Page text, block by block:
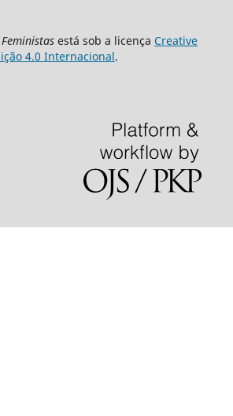
está sob a licença Creative
4.0 Internacional.